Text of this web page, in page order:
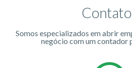
Somos especializados em abrir
negócio com um contador